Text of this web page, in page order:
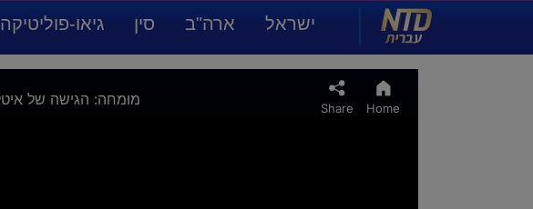
ישראל ארה"ב סין גיאו-פוליטיקה
NTD עברית